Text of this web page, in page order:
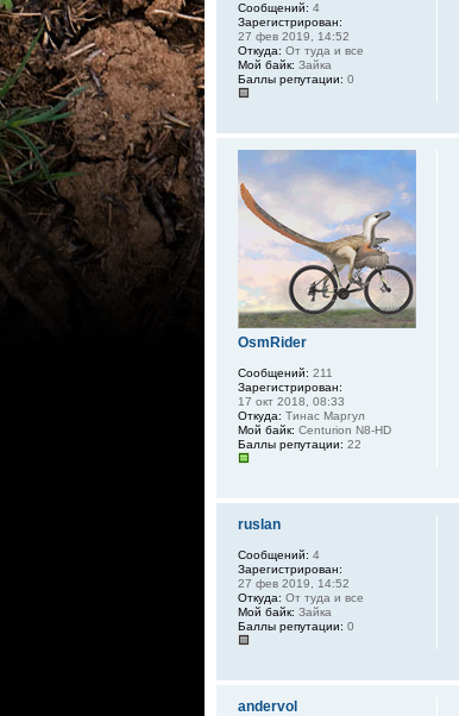
Сообщений: 4
Зарегистрирован:
27 фев 2019, 14:52
Откуда: От туда и все
Мой байк: Зайка
Баллы репутации: 0
OsmRider
Сообщений: 211
Зарегистрирован:
17 окт 2018, 08:33
Откуда: Тинас Маргул
Мой байк: Centurion N8-HD
Баллы репутации: 22
ruslan
Сообщений: 4
Зарегистрирован:
27 фев 2019, 14:52
Откуда: От туда и все
Мой байк: Зайка
Баллы репутации: 0
andervol